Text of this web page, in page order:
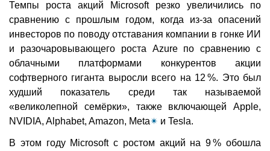
Темпы роста акций Microsoft резко увеличились по
сравнению с прошлым годом, когда из-за опасений
инвесторов по поводу отставания компании в гонке ИИ
и разочаровывающего роста Azure по сравнению с
облачными платформами конкурентов акции
софтверного гиганта выросли всего на 12 %. Это был
худший показатель среди так называемой
«великолепной семёрки», также включающей Apple,
NVIDIA, Alphabet, Amazon, Meta✴ и Tesla.
В этом году Microsoft с ростом акций на 9 % обошла